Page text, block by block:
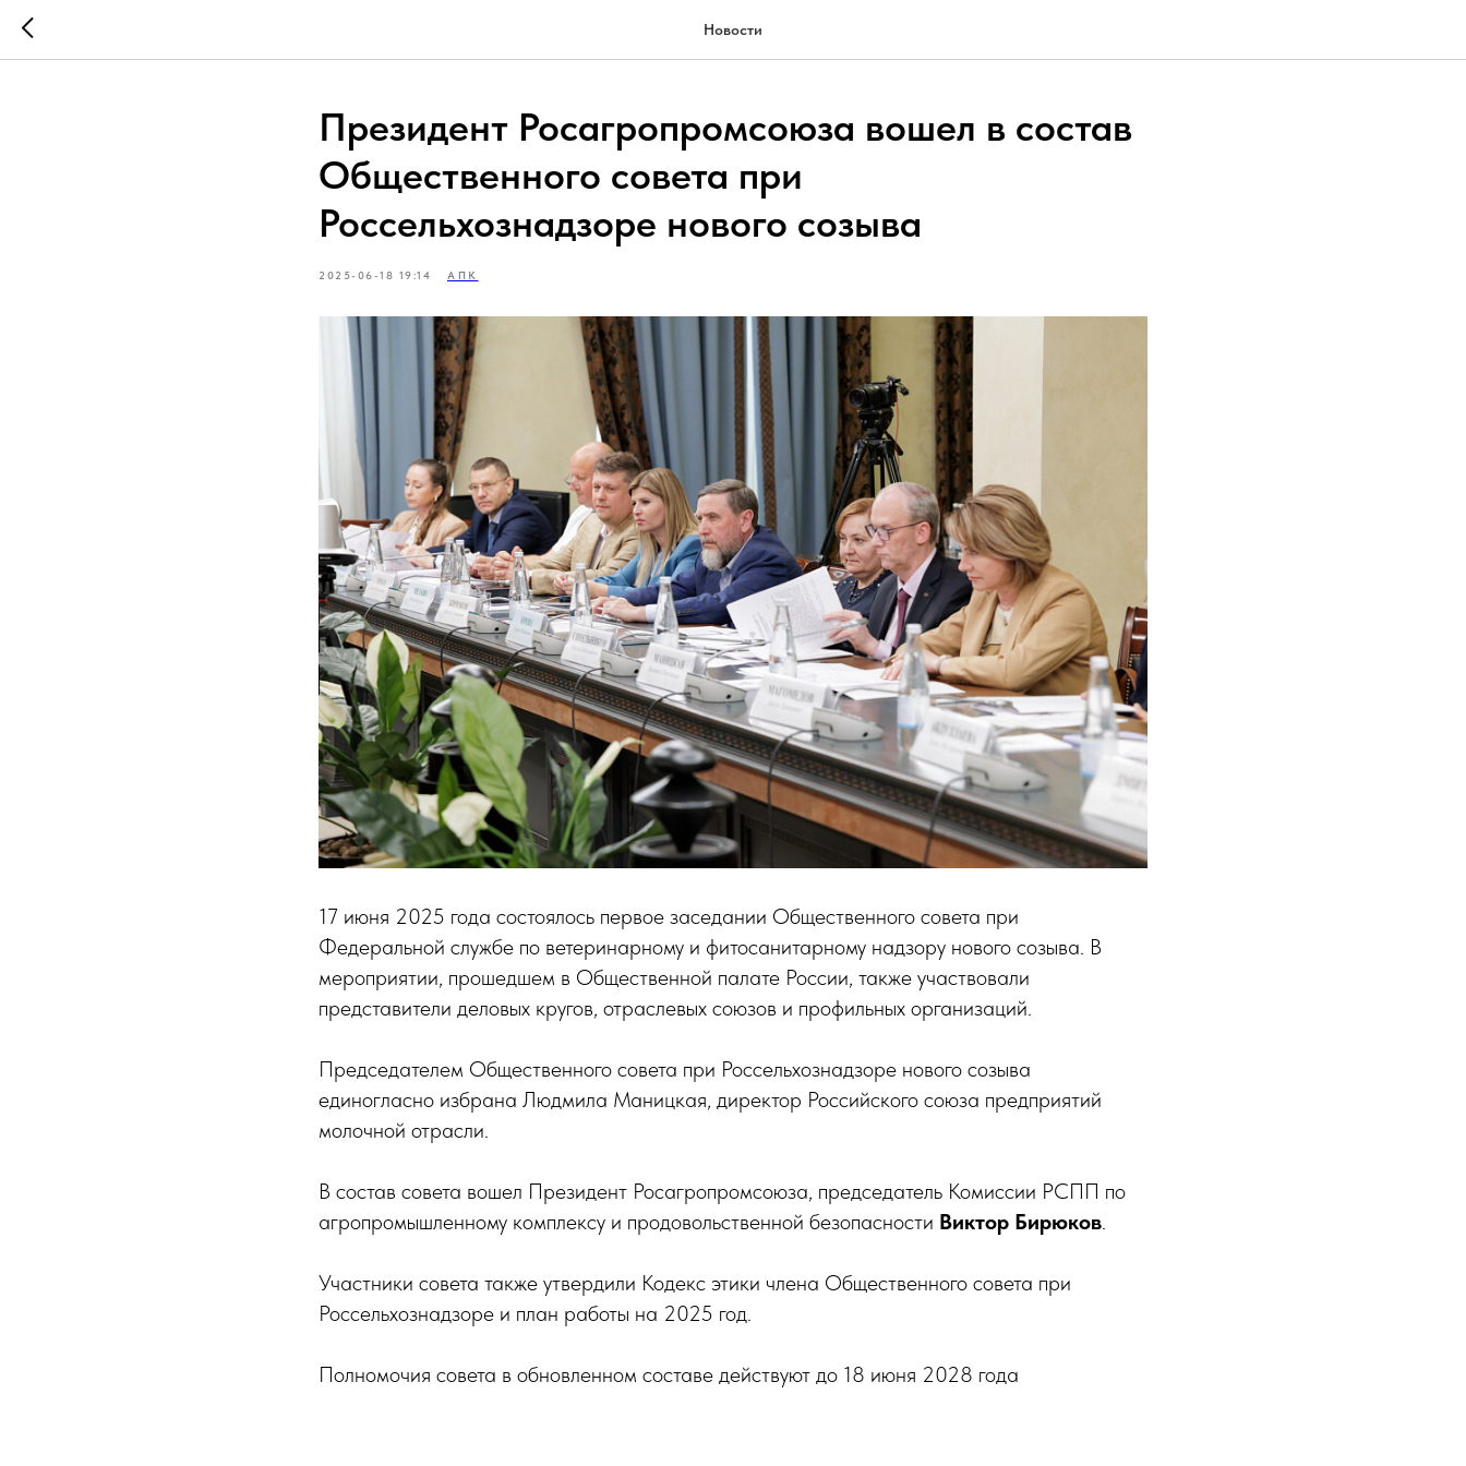
Новости
Президент Росагропромсоюза вошел в состав
Общественного совета при
Россельхознадзоре нового созыва
2025-06-18 19:14 АПК
17 июня 2025 года состоялось первое заседании Общественного совета при
Федеральной службе по ветеринарному и фитосанитарному надзору нового созыва. В
мероприятии, прошедшем в Общественной палате России, также участвовали
представители деловых кругов, отраслевых союзов и профильных организаций.
Председателем Общественного совета при Россельхознадзоре нового созыва
единогласно избрана Людмила Маницкая, директор Российского союза предприятий
молочной отрасли.
В состав совета вошел Президент Росагропромсоюза, председатель Комиссии РСПП по
агропромышленному комплексу и продовольственной безопасности Виктор Бирюков.
Участники совета также утвердили Кодекс этики члена Общественного совета при
Россельхознадзоре и план работы на 2025 год.
Полномочия совета в обновленном составе действуют до 18 июня 2028 года